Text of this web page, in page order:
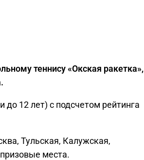
теннису «Окская ракетка»,
12 лет) с подсчетом рейтинга
Тульская, Калужская,
места.